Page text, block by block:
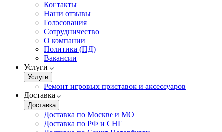
Контакты
Наши отзывы
Голосования
Сотрудничество
О компании
Политика (ПД)
Вакансии
Услуги
Услуги
Ремонт игровых приставок и аксессуаров
Доставка
Доставка
Доставка по Москве и МО
Доставка по РФ и СНГ